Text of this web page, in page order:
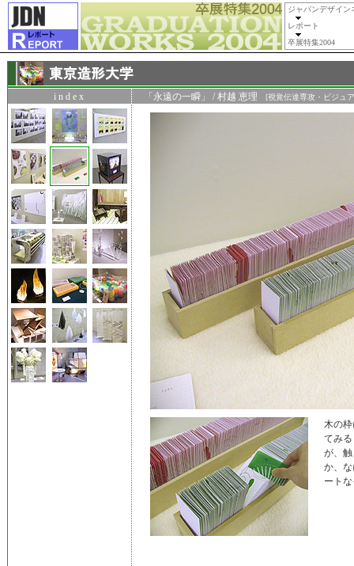
ジャパンデザイン
レポート
卒展特集2004
i n d e x 「永遠の一瞬」 / 村越 恵理 [視覚伝達専攻・ビジュ
木の
てみ
が、
か、
ート